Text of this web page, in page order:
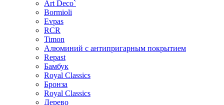
Art Deco`
Bormioli
Evpas
RCR
Timon
Алюминий с антипригарным покрытием
Repast
Бамбук
Royal Classics
Бронза
Royal Classics
Дерево